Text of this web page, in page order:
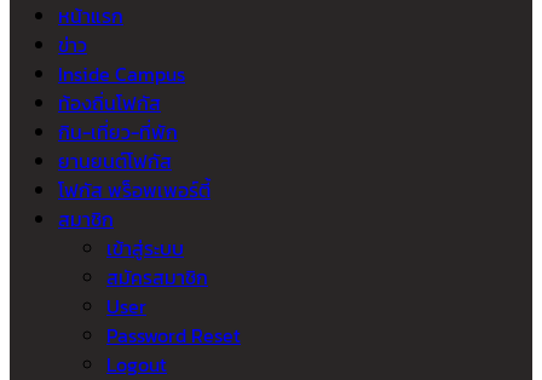
หน้าแรก
ข่าว
Inside Campus
ท้องถิ่นโฟกัส
กิน-เที่ยว-ที่พัก
ยานยนต์โฟกัส
โฟกัส พร็อพเพอร์ตี้
สมาชิก
เข้าสู่ระบบ
สมัครสมาชิก
User
Password Reset
Logout